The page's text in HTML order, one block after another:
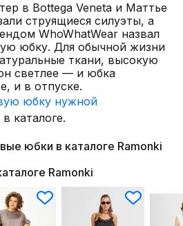
в Bottega Veneta и Маттье
струящиеся силуэты, а
WhoWhatWear назвал
юбку. Для обычной жизни
ткани, высокую
светлее — и юбка
и в отпуске.
юбку нужной
каталоге.
юбки в каталоге Ramonki
Ramonki